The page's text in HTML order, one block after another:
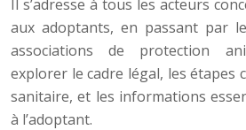
Il s’adresse à tous les acteurs
aux adoptants, en passant par
associations de protection
explorer le cadre légal, les étapes
sanitaire, et les informations
à l’adoptant.